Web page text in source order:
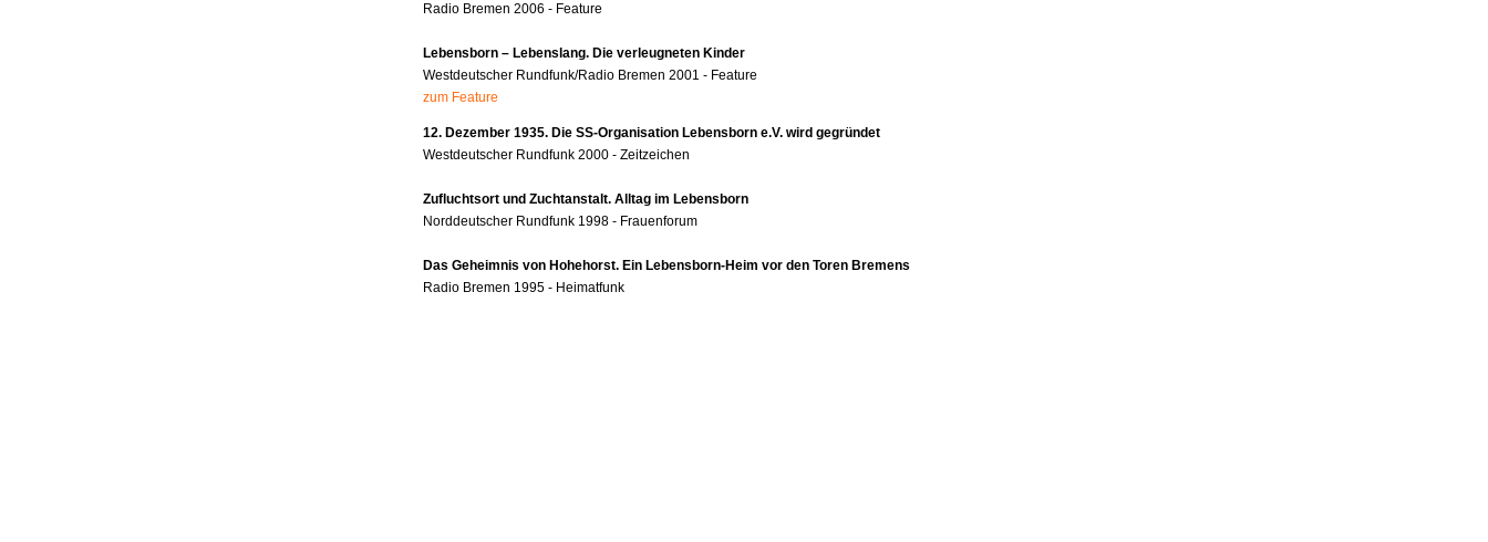
Radio Bremen 2006 - Feature
Lebensborn – Lebenslang. Die verleugneten Kinder
Westdeutscher Rundfunk/Radio Bremen 2001 - Feature
zum Feature
12. Dezember 1935. Die SS-Organisation Lebensborn e.V. wird gegründet
Westdeutscher Rundfunk 2000 - Zeitzeichen
Zufluchtsort und Zuchtanstalt. Alltag im Lebensborn
Norddeutscher Rundfunk 1998 - Frauenforum
Das Geheimnis von Hohehorst. Ein Lebensborn-Heim vor den Toren Bremens
Radio Bremen 1995 - Heimatfunk